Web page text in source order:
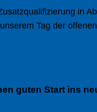
in
Tag der
guten Start ins